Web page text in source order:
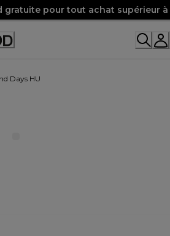
gratuite pour tout achat supérieur
Days HU